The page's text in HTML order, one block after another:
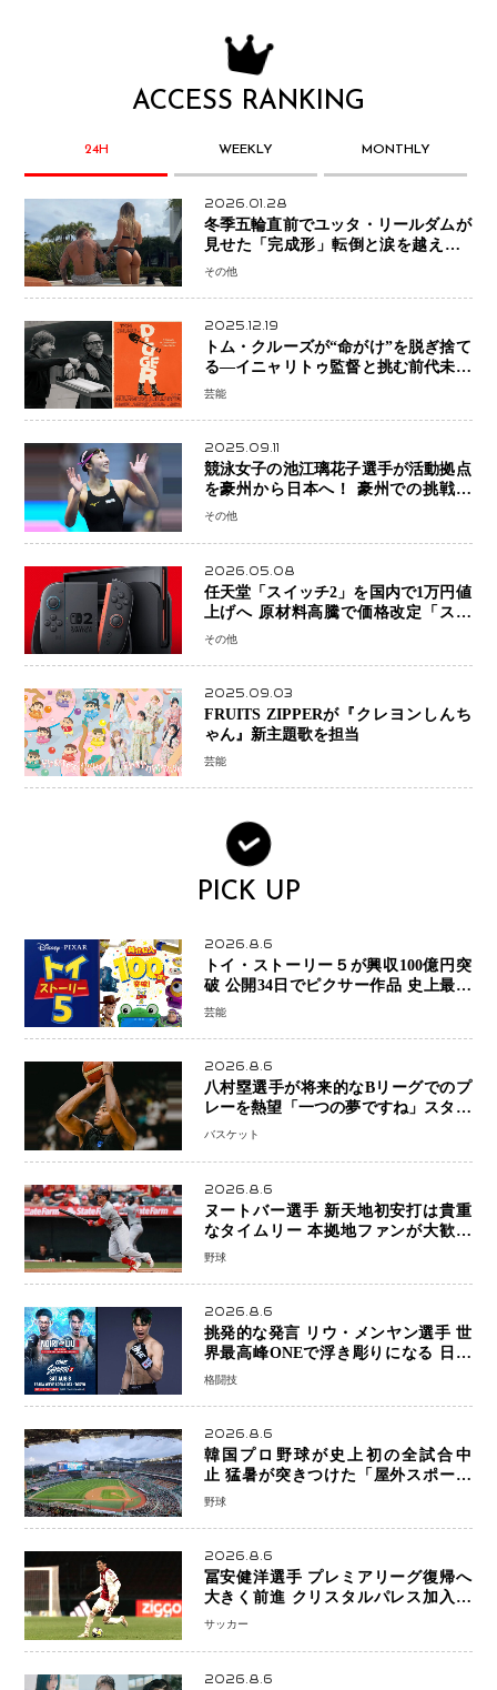
ACCESS RANKING
24H WEEKLY MONTHLY
2026.01.28
冬季五輪直前でユッタ・リールダムが
見せた「完成形」転倒と涙を越えて─
ミラノで金を狙うオランダ女王の現在
その他
2025.12.19
トム・クルーズが“命がけ”を脱ぎ捨て
る―イニャリトゥ監督と挑む前代未聞
の大惨事コメディ「DIGGER ディガ
芸能
2025.09.11
競泳女子の池江璃花子選手が活動拠点
を豪州から日本へ！ 豪州での挑戦を
糧に、28年ロサンゼルス五輪へ再始動
その他
2026.05.08
任天堂「スイッチ2」を国内で1万円値
上げへ 原材料高騰で価格改定「スイ
ッチオンライン」も引き上げ
その他
2025.09.03
FRUITS ZIPPERが『クレヨンしんち
ゃん』新主題歌を担当
芸能
PICK UP
2026.8.6
トイ・ストーリー５が興収100億円突
破 公開34日でピクサー作品 史上最速
日本歴代シリーズ最高更新も目前
芸能
2026.8.6
八村塁選手が将来的なBリーグでのプ
レーを熱望「一つの夢ですね」スター
帰還がリーグ価値を押し上げる可能性
バスケット
2026.8.6
ヌートバー選手 新天地初安打は貴重
なタイムリー 本拠地ファンが大歓声
笑顔で歓喜
野球
2026.8.6
挑発的な発言 リウ・メンヤン選手 世
界最高峰ONEで浮き彫りになる 日本
キックボクシングが直面する“技術
格闘技
2026.8.6
韓国プロ野球が史上初の全試合中
止 猛暑が突きつけた「屋外スポーツ
の限界」 日本発のドーム型施設時代
野球
2026.8.6
冨安健洋選手 プレミアリーグ復帰へ
大きく前進 クリスタルパレス加入目
前 メディカルチェックも通過
サッカー
2026.8.6